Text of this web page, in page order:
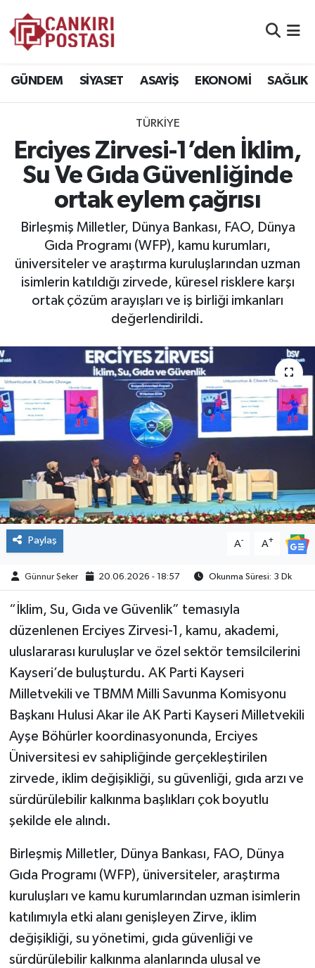
GÜNDEM SİYASET ASAYİŞ EKONOMİ SAĞLIK
TÜRKİYE
Erciyes Zirvesi-1’den İklim,
Su Ve Gıda Güvenliğinde
ortak eylem çağrısı
Birleşmiş Milletler, Dünya Bankası, FAO, Dünya
Gıda Programı (WFP), kamu kurumları,
üniversiteler ve araştırma kuruluşlarından uzman
isimlerin katıldığı zirvede, küresel risklere karşı
ortak çözüm arayışları ve iş birliği imkanları
değerlendirildi.
Paylaş A- A+
Günnur Şeker 20.06.2026 - 18:57 Okunma Süresi: 3 Dk
“İklim, Su, Gıda ve Güvenlik” temasıyla
düzenlenen Erciyes Zirvesi-1, kamu, akademi,
uluslararası kuruluşlar ve özel sektör temsilcilerini
Kayseri’de buluşturdu. AK Parti Kayseri
Milletvekili ve TBMM Milli Savunma Komisyonu
Başkanı Hulusi Akar ile AK Parti Kayseri Milletvekili
Ayşe Böhürler koordinasyonunda, Erciyes
Üniversitesi ev sahipliğinde gerçekleştirilen
zirvede, iklim değişikliği, su güvenliği, gıda arzı ve
sürdürülebilir kalkınma başlıkları çok boyutlu
şekilde ele alındı.
Birleşmiş Milletler, Dünya Bankası, FAO, Dünya
Gıda Programı (WFP), üniversiteler, araştırma
kuruluşları ve kamu kurumlarından uzman isimlerin
katılımıyla etki alanı genişleyen Zirve, iklim
değişikliği, su yönetimi, gıda güvenliği ve
sürdürülebilir kalkınma alanlarında ulusal ve
EKONOMİ
SAĞLIK
SPOR
EĞİTİM
YAŞAM
İLÇELER
RESMİ İLANLAR
TURİZM
MAGAZİN
VEFAT
BİLİM&TEKNOLOJİ
BÖLGE
DÜNYA
Trafik Durumu
Süper Lig Puan Durumu ve Fikstür
Tüm Manşetler
Son Dakika Haberleri
Haber Arşivi